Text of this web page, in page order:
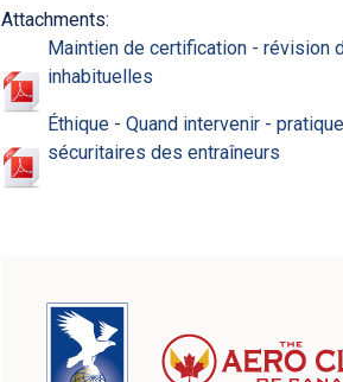
Attachments:
Maintien de certification - révision
inhabituelles
Éthique - Quand intervenir -
sécuritaires des entraîneurs